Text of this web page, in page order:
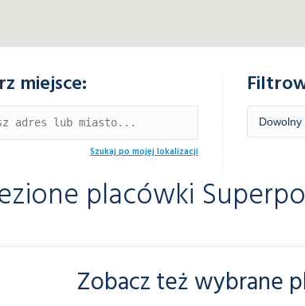
miejsce:
Szukaj po mojej lokalizacji
placówki
Zobacz też wybrane